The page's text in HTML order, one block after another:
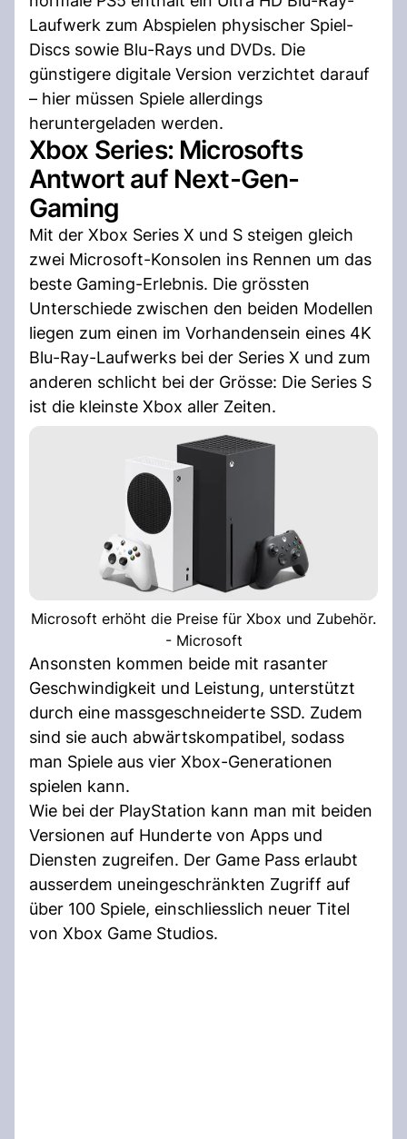
Laufwerk zum Abspielen physischer Spiel-
Discs sowie Blu-Rays und DVDs. Die
günstigere digitale Version verzichtet darauf
– hier müssen Spiele allerdings
heruntergeladen werden.
Xbox Series: Microsofts
Antwort auf Next-Gen-
Gaming
Mit der Xbox Series X und S steigen gleich
zwei Microsoft-Konsolen ins Rennen um das
beste Gaming-Erlebnis. Die grössten
Unterschiede zwischen den beiden Modellen
liegen zum einen im Vorhandensein eines 4K
Blu-Ray-Laufwerks bei der Series X und zum
anderen schlicht bei der Grösse: Die Series S
ist die kleinste Xbox aller Zeiten.
Microsoft erhöht die Preise für Xbox und Zubehör.
- Microsoft
Ansonsten kommen beide mit rasanter
Geschwindigkeit und Leistung, unterstützt
durch eine massgeschneiderte SSD. Zudem
sind sie auch abwärtskompatibel, sodass
man Spiele aus vier Xbox-Generationen
spielen kann.
Wie bei der PlayStation kann man mit beiden
Versionen auf Hunderte von Apps und
Diensten zugreifen. Der Game Pass erlaubt
ausserdem uneingeschränkten Zugriff auf
über 100 Spiele, einschliesslich neuer Titel
von Xbox Game Studios.